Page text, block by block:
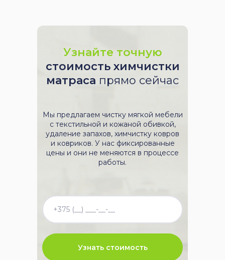
Узнайте точную
стоимость химчистки
матраса прямо сейчас
Мы предлагаем чистку мягкой мебели
с текстильной и кожаной обивкой,
удаление запахов, химчистку ковров
и ковриков. У нас фиксированные
цены и они не меняются в процессе
работы.
Узнать стоимость